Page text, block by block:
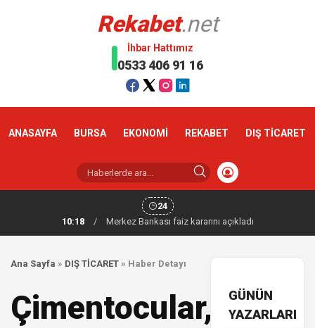
Rekabet.net
İhbar Hattımız
0533 406 91 16
ANASAYFA BURSA EKONOMİ REKABET DIŞ TİCARET
24
10:18
/ Merkez Bankası faiz kararını açıkladı
Ana Sayfa » DIŞ TİCARET » Haber Detayı
Çimentocular,
GÜNÜN
YAZARLARI